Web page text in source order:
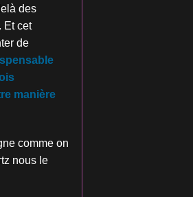
des
Et cet
de
manière
comme on
nous le